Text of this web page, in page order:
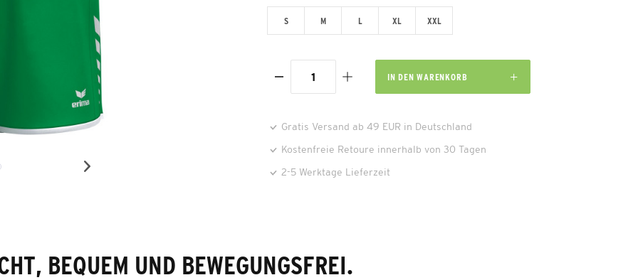
S M L XL XXL
IN DEN WARENKORB
Gratis Versand ab 49 EUR in Deutschland
Kostenfreie Retoure innerhalb von 30 Tagen
2-5 Werktage Lieferzeit
BEQUEM UND BEWEGUNGSFREI.